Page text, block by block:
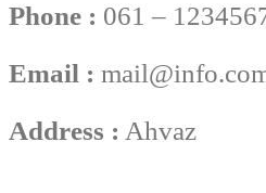
Phone : 061 –
Email :
Address : Ahvaz